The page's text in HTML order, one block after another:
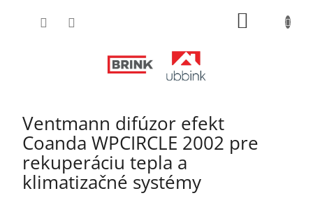
Ventmann difúzor efekt
Coanda WPCIRCLE 2002 pre
rekuperáciu tepla a
klimatizačné systémy